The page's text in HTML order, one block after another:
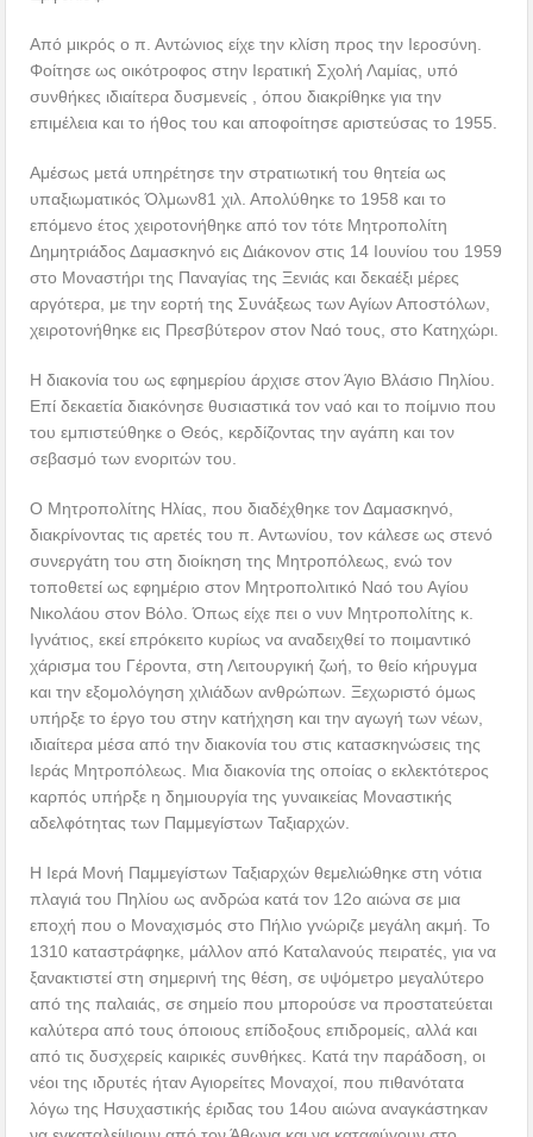
Από μικρός ο π. Αντώνιος είχε την κλίση προς την Ιεροσύνη.
Φοίτησε ως οικότροφος στην Ιερατική Σχολή Λαμίας, υπό
συνθήκες ιδιαίτερα δυσμενείς , όπου διακρίθηκε για την
επιμέλεια και το ήθος του και αποφοίτησε αριστεύσας το 1955.
Αμέσως μετά υπηρέτησε την στρατιωτική του θητεία ως
υπαξιωματικός Όλμων81 χιλ. Απολύθηκε το 1958 και το
επόμενο έτος χειροτονήθηκε από τον τότε Μητροπολίτη
Δημητριάδος Δαμασκηνό εις Διάκονον στις 14 Ιουνίου του 1959
στο Μοναστήρι της Παναγίας της Ξενιάς και δεκαέξι μέρες
αργότερα, με την εορτή της Συνάξεως των Αγίων Αποστόλων,
χειροτονήθηκε εις Πρεσβύτερον στον Ναό τους, στο Κατηχώρι.
Η διακονία του ως εφημερίου άρχισε στον Άγιο Βλάσιο Πηλίου.
Επί δεκαετία διακόνησε θυσιαστικά τον ναό και το ποίμνιο που
του εμπιστεύθηκε ο Θεός, κερδίζοντας την αγάπη και τον
σεβασμό των ενοριτών του.
Ο Μητροπολίτης Ηλίας, που διαδέχθηκε τον Δαμασκηνό,
διακρίνοντας τις αρετές του π. Αντωνίου, τον κάλεσε ως στενό
συνεργάτη του στη διοίκηση της Μητροπόλεως, ενώ τον
τοποθετεί ως εφημέριο στον Μητροπολιτικό Ναό του Αγίου
Νικολάου στον Βόλο. Όπως είχε πει ο νυν Μητροπολίτης κ.
Ιγνάτιος, εκεί επρόκειτο κυρίως να αναδειχθεί το ποιμαντικό
χάρισμα του Γέροντα, στη Λειτουργική ζωή, το θείο κήρυγμα
και την εξομολόγηση χιλιάδων ανθρώπων. Ξεχωριστό όμως
υπήρξε το έργο του στην κατήχηση και την αγωγή των νέων,
ιδιαίτερα μέσα από την διακονία του στις κατασκηνώσεις της
Ιεράς Μητροπόλεως. Μια διακονία της οποίας ο εκλεκτότερος
καρπός υπήρξε η δημιουργία της γυναικείας Μοναστικής
αδελφότητας των Παμμεγίστων Ταξιαρχών.
Η Ιερά Μονή Παμμεγίστων Ταξιαρχών θεμελιώθηκε στη νότια
πλαγιά του Πηλίου ως ανδρώα κατά τον 12ο αιώνα σε μια
εποχή που ο Μοναχισμός στο Πήλιο γνώριζε μεγάλη ακμή. Το
1310 καταστράφηκε, μάλλον από Καταλανούς πειρατές, για να
ξανακτιστεί στη σημερινή της θέση, σε υψόμετρο μεγαλύτερο
από της παλαιάς, σε σημείο που μπορούσε να προστατεύεται
καλύτερα από τους όποιους επίδοξους επιδρομείς, αλλά και
από τις δυσχερείς καιρικές συνθήκες. Κατά την παράδοση, οι
νέοι της ιδρυτές ήταν Αγιορείτες Μοναχοί, που πιθανότατα
λόγω της Ησυχαστικής έριδας του 14ου αιώνα αναγκάστηκαν